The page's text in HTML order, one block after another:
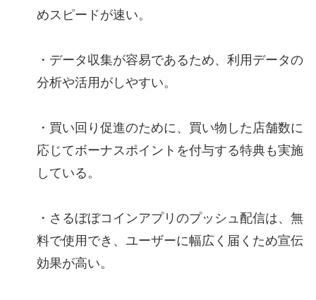
めスピードが速い。
・データ収集が容易であるため、利用データの
分析や活用がしやすい。
・買い回り促進のために、買い物した店舗数に
応じてボーナスポイントを付与する特典も実施
している。
・さるぼぼコインアプリのプッシュ配信は、無
料で使用でき、ユーザーに幅広く届くため宣伝
効果が高い。